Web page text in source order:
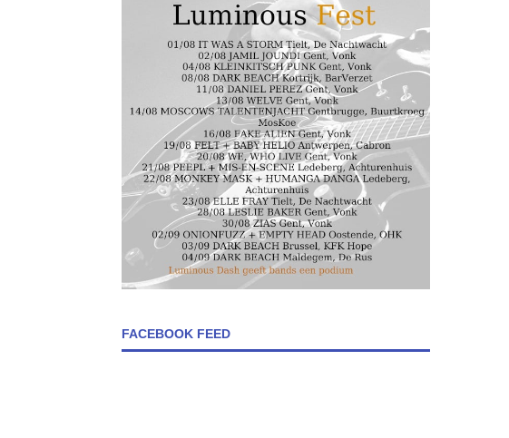
FACEBOOK FEED